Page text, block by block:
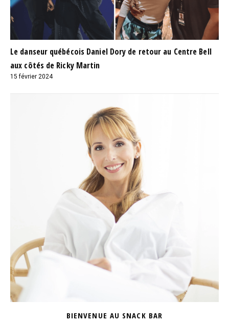
Le danseur québécois Daniel Dory de retour au Centre Bell
aux côtés de Ricky Martin
15 février 2024
BIENVENUE AU SNACK BAR